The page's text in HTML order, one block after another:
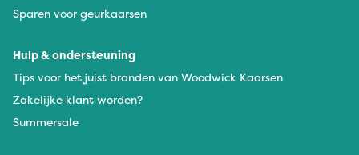
Sparen voor geurkaarsen
Hulp & ondersteuning
Tips voor het juist branden van Woodwick Kaarsen
Zakelijke klant worden?
Summersale